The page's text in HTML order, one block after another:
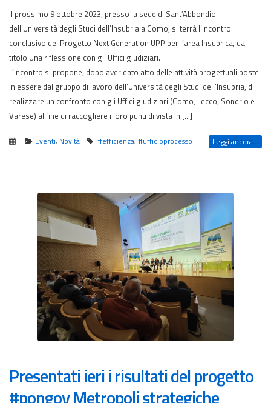
Il prossimo 9 ottobre 2023, presso la sede di Sant’Abbondio
dell’Università degli Studi dell’Insubria a Como, si terrà l’incontro
conclusivo del Progetto Next Generation UPP per l’area Insubrica, dal
titolo Una riflessione con gli Uffici giudiziari.
L’incontro si propone, dopo aver dato atto delle attività progettuali poste
in essere dal gruppo di lavoro dell’Università degli Studi dell’Insubria, di
realizzare un confronto con gli Uffici giudiziari (Como, Lecco, Sondrio e
Varese) al fine di raccogliere i loro punti di vista in […]
Eventi, Novità #efficienza,#ufficioprocesso Leggi ancora...
Presentati ieri i risultati del progetto
#pongov Metropoli strategiche